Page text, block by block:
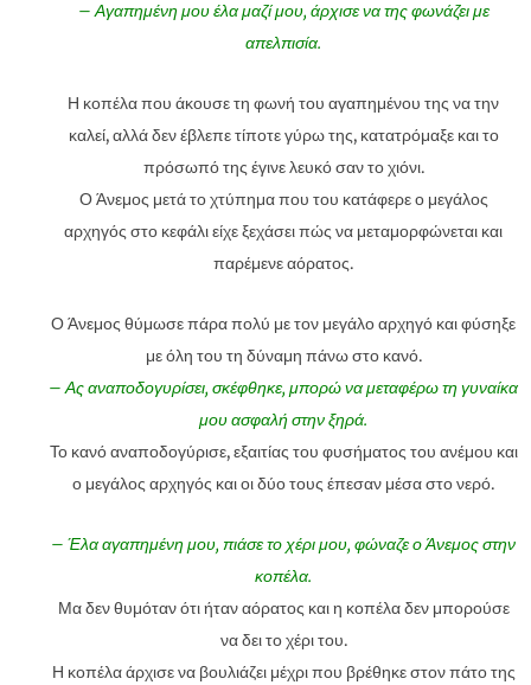
– Αγαπημένη μου έλα μαζί μου, άρχισε να της φωνάζει με
απελπισία.
Η κοπέλα που άκουσε τη φωνή του αγαπημένου της να την
καλεί, αλλά δεν έβλεπε τίποτε γύρω της, κατατρόμαξε και το
πρόσωπό της έγινε λευκό σαν το χιόνι.
Ο Άνεμος μετά το χτύπημα που του κατάφερε ο μεγάλος
αρχηγός στο κεφάλι είχε ξεχάσει πώς να μεταμορφώνεται και
παρέμενε αόρατος.
Ο Άνεμος θύμωσε πάρα πολύ με τον μεγάλο αρχηγό και φύσηξε
με όλη του τη δύναμη πάνω στο κανό.
– Ας αναποδογυρίσει, σκέφθηκε, μπορώ να μεταφέρω τη γυναίκα
μου ασφαλή στην ξηρά.
Το κανό αναποδογύρισε, εξαιτίας του φυσήματος του ανέμου και
ο μεγάλος αρχηγός και οι δύο τους έπεσαν μέσα στο νερό.
– Έλα αγαπημένη μου, πιάσε το χέρι μου, φώναζε ο Άνεμος στην
κοπέλα.
Μα δεν θυμόταν ότι ήταν αόρατος και η κοπέλα δεν μπορούσε
να δει το χέρι του.
Η κοπέλα άρχισε να βουλιάζει μέχρι που βρέθηκε στον πάτο της